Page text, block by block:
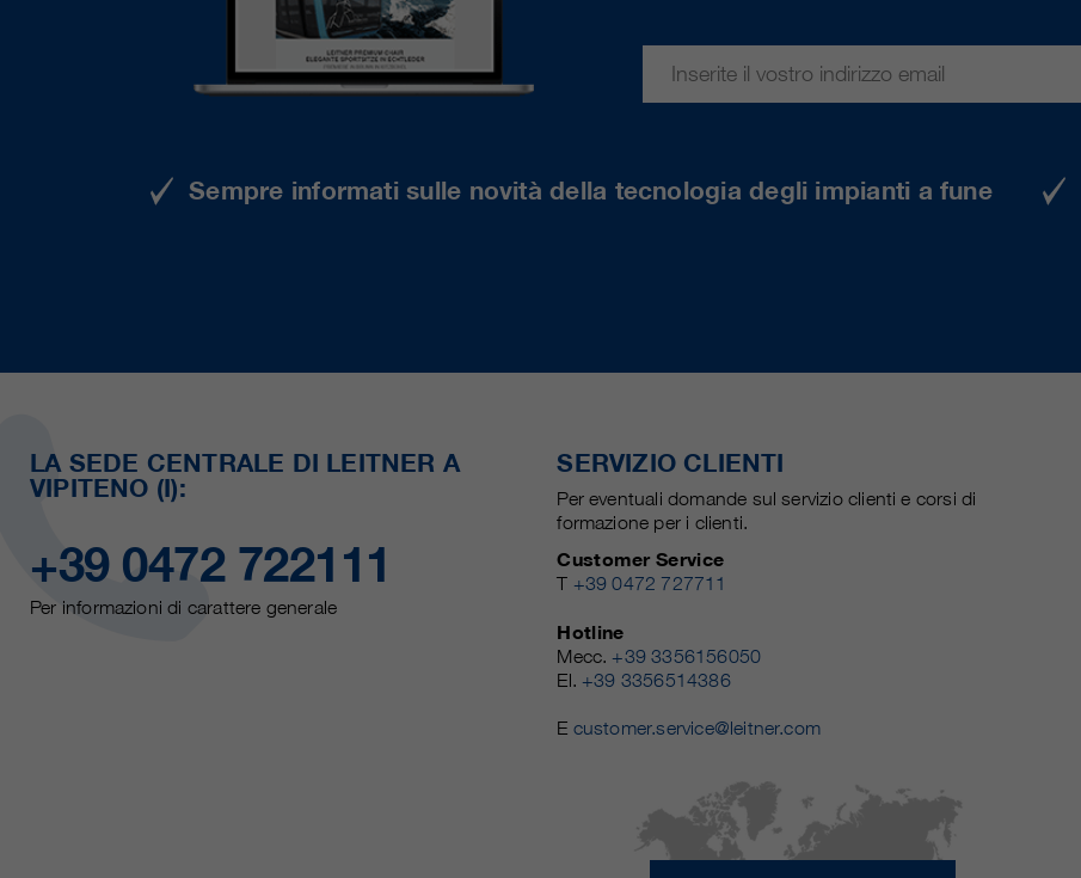
Sempre informati sulle novità della tecnologia degli impianti a fune
LA SEDE CENTRALE DI LEITNER A
VIPITENO (I):
+39 0472 722111
Per informazioni di carattere generale
SERVIZIO CLIENTI
Per eventuali domande sul servizio clienti e corsi di
formazione per i clienti.
Customer Service
T +39 0472 727711
Hotline
Mecc. +39 3356156050
El. +39 3356514386
E customer.service@leitner.com